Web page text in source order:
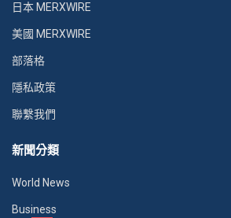
日本 MERXWIRE
美國 MERXWIRE
部落格
隱私政策
聯繫我們
新聞分類
World News
Business